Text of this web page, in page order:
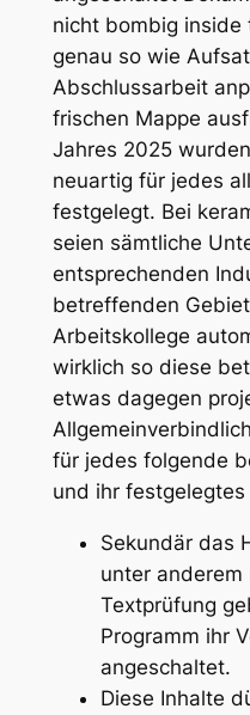
nicht bombig inside
genau so wie
Abschlussarbeit
frischen Mappe
Jahres 2025
neuartig für jedes
festgelegt. Bei
seien sämtliche
entsprechenden
betreffenden
Arbeitskollege
wirklich so diese
etwas dagegen
für jedes folgende
und ihr
Sekundär das
unter
Textprüfung
Programm ihr
angeschaltet.
Diese Inhalte